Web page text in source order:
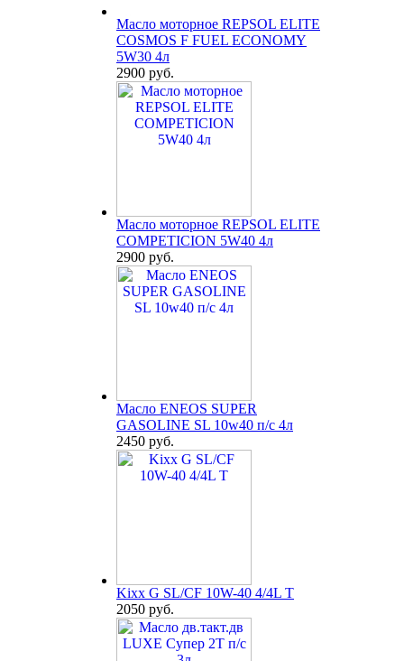
Масло моторное REPSOL ELITE
COSMOS F FUEL ECONOMY
5W30 4л
2900 руб.
Масло моторное REPSOL ELITE
COMPETICION 5W40 4л
2900 руб.
Масло ENEOS SUPER
GASOLINE SL 10w40 п/с 4л
2450 руб.
Kixx G SL/CF 10W-40 4/4L T
2050 руб.